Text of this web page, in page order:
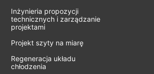
Inżynieria propozycji
technicznych i zarządzanie
projektami
Projekt szyty na miarę
Regeneracja układu
chłodzenia